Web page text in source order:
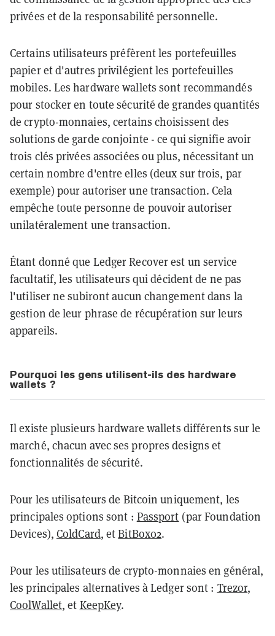
privées et de la responsabilité personnelle.
Certains utilisateurs préfèrent les portefeuilles
papier et d'autres privilégient les portefeuilles
mobiles. Les hardware wallets sont recommandés
pour stocker en toute sécurité de grandes quantités
de crypto-monnaies, certains choisissent des
solutions de garde conjointe - ce qui signifie avoir
trois clés privées associées ou plus, nécessitant un
certain nombre d'entre elles (deux sur trois, par
exemple) pour autoriser une transaction. Cela
empêche toute personne de pouvoir autoriser
unilatéralement une transaction.
Étant donné que Ledger Recover est un service
facultatif, les utilisateurs qui décident de ne pas
l'utiliser ne subiront aucun changement dans la
gestion de leur phrase de récupération sur leurs
appareils.
Pourquoi les gens utilisent-ils des hardware
wallets ?
Il existe plusieurs hardware wallets différents sur le
marché, chacun avec ses propres designs et
fonctionnalités de sécurité.
Pour les utilisateurs de Bitcoin uniquement, les
principales options sont : Passport (par Foundation
Devices), ColdCard, etBitBox02.
Pour les utilisateurs de crypto-monnaies en général,
les principales alternatives à Ledger sont : Trezor,
CoolWallet, et KeepKey.